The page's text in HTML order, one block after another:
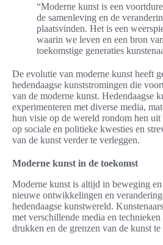
“Moderne kunst is een
de samenleving en de
plaatsvinden. Het is een
waarin we leven en een bron
toekomstige generaties
De evolutie van moderne kunst heeft
hedendaagse kunststromingen die
van de moderne kunst. Hedendaagse
experimenteren met diverse media,
hun visie op de wereld rondom hen uit
op sociale en politieke kwesties en
van de kunst verder te verleggen.
Moderne kunst in de toekomst
Moderne kunst is altijd in beweging en
nieuwe ontwikkelingen en
hedendaagse kunstwereld.
met verschillende media en
drukken en de grenzen van de kunst te